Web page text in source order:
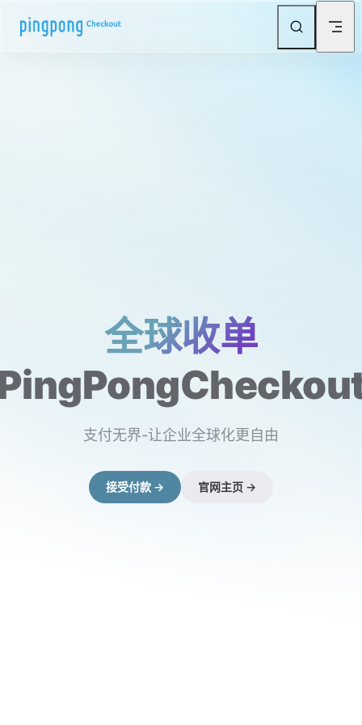
Skip to content
全球收单
支付无界-让企业全球化更自由
接受付款 →
官网主页 →